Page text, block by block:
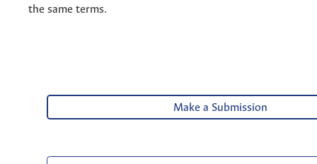
the same terms.
Make a Submission